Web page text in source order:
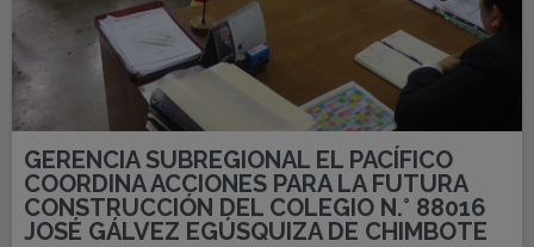
GERENCIA SUBREGIONAL EL PACÍFICO
COORDINA ACCIONES PARA LA FUTURA
CONSTRUCCIÓN DEL COLEGIO N.° 88016
JOSÉ GÁLVEZ EGÚSQUIZA DE CHIMBOTE